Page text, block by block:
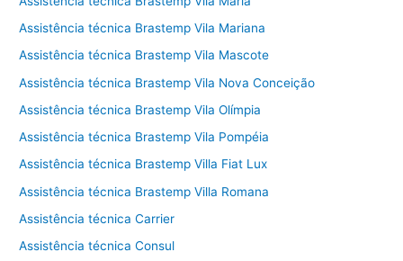
Assistência técnica Brastemp Vila Mariana
Assistência técnica Brastemp Vila Mascote
Assistência técnica Brastemp Vila Nova Conceição
Assistência técnica Brastemp Vila Olímpia
Assistência técnica Brastemp Vila Pompéia
Assistência técnica Brastemp Villa Fiat Lux
Assistência técnica Brastemp Villa Romana
Assistência técnica Carrier
Assistência técnica Consul